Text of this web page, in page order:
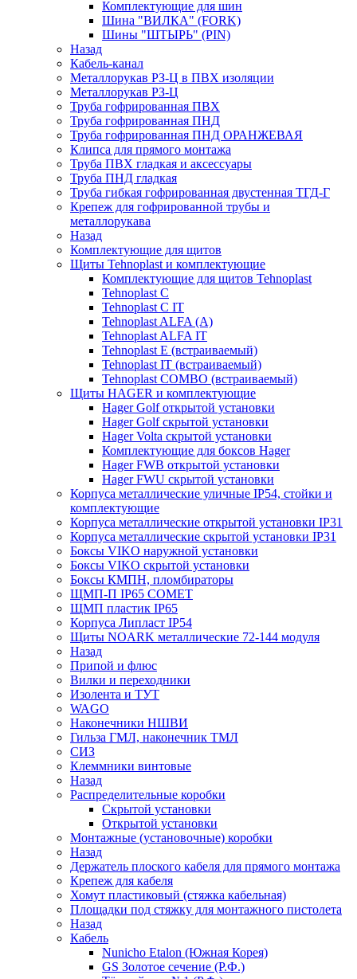
Комплектующие для шин
Шина "ВИЛКА" (FORK)
Шины "ШТЫРЬ" (PIN)
Назад
Кабель-канал
Металлорукав РЗ-Ц в ПВХ изоляции
Металлорукав РЗ-Ц
Труба гофрированная ПВХ
Труба гофрированная ПНД
Труба гофрированная ПНД ОРАНЖЕВАЯ
Клипса для прямого монтажа
Труба ПВХ гладкая и аксессуары
Труба ПНД гладкая
Труба гибкая гофрированная двустенная ТГД-Г
Крепеж для гофрированной трубы и
металлорукава
Назад
Комплектующие для щитов
Щиты Tehnoplast и комплектующие
Комплектующие для щитов Tehnoplast
Tehnoplast C
Tehnoplast C IT
Tehnoplast ALFA (А)
Tehnoplast ALFA IT
Tehnoplast E (встраиваемый)
Tehnoplast IT (встраиваемый)
Tehnoplast COMBO (встраиваемый)
Щиты HAGER и комплектующие
Hager Golf открытой установки
Hager Golf скрытой установки
Hager Volta скрытой установки
Комплектующие для боксов Hager
Hager FWB открытой установки
Hager FWU скрытой установки
Корпуса металлические уличные IP54, стойки и
комплектующие
Корпуса металлические открытой установки IP31
Корпуса металлические скрытой установки IP31
Боксы VIKO наружной установки
Боксы VIKO скрытой установки
Боксы КМПН, пломбираторы
ЩМП-П IP65 COMET
ЩМП пластик IP65
Корпуса Липласт IP54
Щиты NOARK металлические 72-144 модуля
Назад
Припой и флюс
Вилки и переходники
Изолента и ТУТ
WAGO
Наконечники НШВИ
Гильза ГМЛ, наконечник ТМЛ
СИЗ
Клеммники винтовые
Назад
Распределительные коробки
Скрытой установки
Открытой установки
Монтажные (установочные) коробки
Назад
Держатель плоского кабеля для прямого монтажа
Крепеж для кабеля
Хомут пластиковый (стяжка кабельная)
Площадки под стяжку для монтажного пистолета
Назад
Кабель
Nunicho Etalon (Южная Корея)
GS Золотое сечение (Р.Ф.)